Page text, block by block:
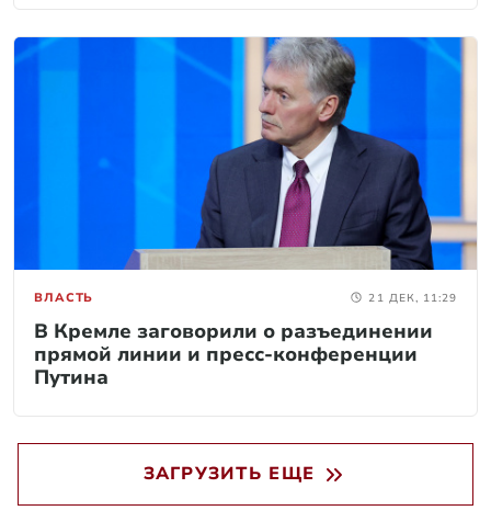
ВЛАСТЬ 21 ДЕК, 11:29
В Кремле заговорили о разъединении
прямой линии и пресс-конференции
Путина
ЗАГРУЗИТЬ ЕЩЕ